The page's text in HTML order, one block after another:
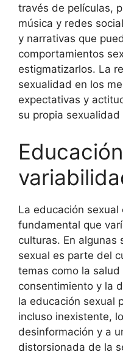
través de películas,
música y redes
y narrativas que
comportamientos
estigmatizarlos. La
sexualidad en los
expectativas y
su propia
La educación sexual
fundamental que
culturas. En algunas
sexual es parte del
temas como la
consentimiento y la
la educación sexual
incluso inexistente,
desinformación y a
distorsionada de la